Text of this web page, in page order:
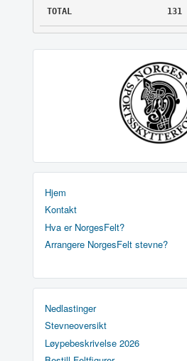
TOTAL 131
Hjem
Kontakt
Hva er NorgesFelt?
Arrangere NorgesFelt stevne?
Nedlastinger
Stevneoversikt
Løypebeskrivelse 2026